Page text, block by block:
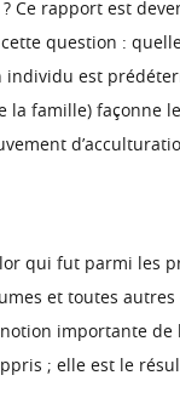
Ce rapport est
question :
individu est
la famille)
qui fut parmi
et toutes
importante
; elle est le